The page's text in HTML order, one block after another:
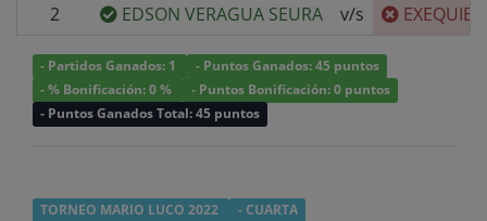
2
EDSON VERAGUA SEURA v/s
- Partidos Ganados: 1
- Puntos Ganados: 45 puntos
- % Bonificación: 0 %
- Puntos Bonificación: 0 puntos
- Puntos Ganados Total: 45 puntos
TORNEO MARIO LUCO 2022 - CUARTA